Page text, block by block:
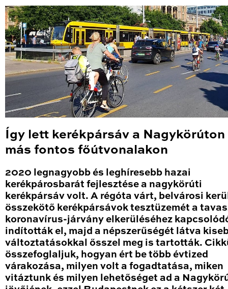
Így lett kerékpársáv a Nagykörúton
más fontos főútvonalakon
2020 legnagyobb és leghíresebb hazai
kerékpárosbarát fejlesztése a nagykörúti
kerékpársáv volt. A régóta várt, belvárosi
összekötő kerékpársávok tesztüzemét a
koronavírus-járvány elkerüléséhez
indították el, majd a népszerűségét látva
változtatásokkal ősszel meg is tartották.
összefoglaljuk, hogyan ért be több évtized
várakozása, milyen volt a fogadtatása, miken
vitáztunk és milyen lehetőséget ad a